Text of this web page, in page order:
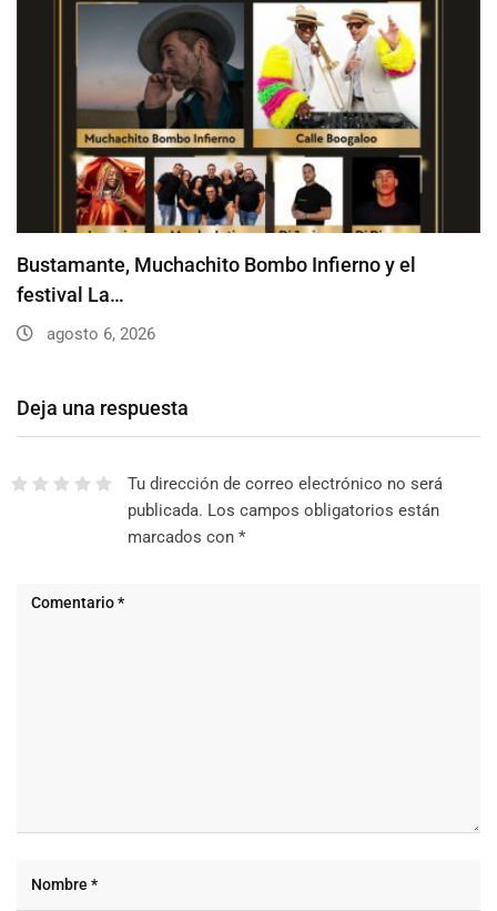
Bustamante, Muchachito Bombo Infierno y el
festival La…
agosto 6, 2026
Deja una respuesta
Tu dirección de correo electrónico no será
publicada. Los campos obligatorios están
marcados con *